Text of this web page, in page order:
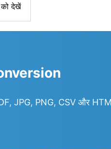
देखें
JPG, PNG, CSV और